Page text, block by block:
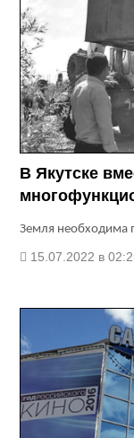
В Якутске
Земля необходима
15.07.2022 в